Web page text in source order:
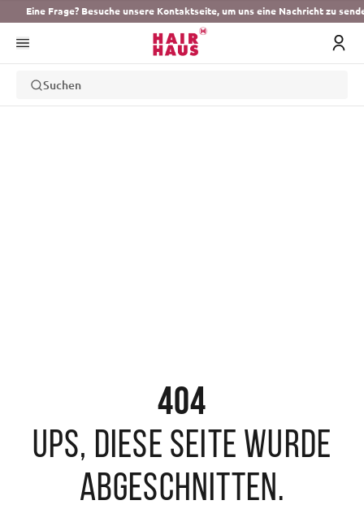
Eine Frage? Besuche unsere Kontaktseite, um uns eine Nachricht zu
Suchen
404
Ups, diese Seite wurde
abgeschnitten.